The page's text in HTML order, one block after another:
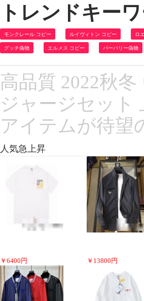
トレンドキー
モンクレール コピー ルイヴィトン コピー ロ
グッチ偽物 エルメス コピー バーバリー偽物
高品質 2022秋
ジャージセット
アイテムが待望
人気急上昇
￥ 6400 円 ￥ 13800 円